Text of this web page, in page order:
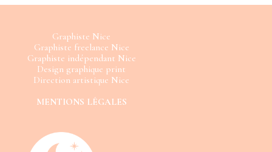
Graphiste Nice
Graphiste freelance Nice
Graphiste indépendant Nice
Design graphique print
Direction artistique Nice
MENTIONS LÉGALES